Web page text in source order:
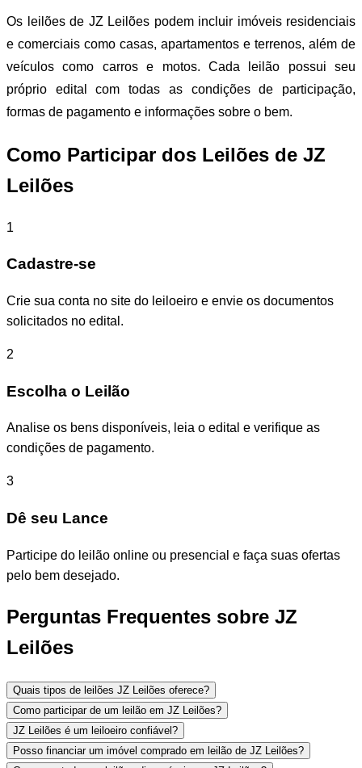
Os leilões de JZ Leilões podem incluir imóveis residenciais
e comerciais como casas, apartamentos e terrenos, além de
veículos como carros e motos. Cada leilão possui seu
próprio edital com todas as condições de participação,
formas de pagamento e informações sobre o bem.
Como Participar dos Leilões de JZ
Leilões
1
Cadastre-se
Crie sua conta no site do leiloeiro e envie os documentos
solicitados no edital.
2
Escolha o Leilão
Analise os bens disponíveis, leia o edital e verifique as
condições de pagamento.
3
Dê seu Lance
Participe do leilão online ou presencial e faça suas ofertas
pelo bem desejado.
Perguntas Frequentes sobre JZ
Leilões
Quais tipos de leilões JZ Leilões oferece?
Como participar de um leilão em JZ Leilões?
JZ Leilões é um leiloeiro confiável?
Posso financiar um imóvel comprado em leilão de JZ Leilões?